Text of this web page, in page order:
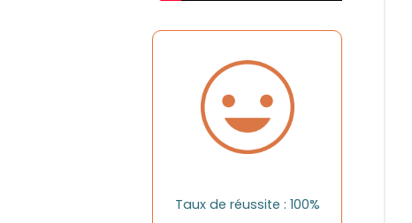
Taux de réussite : 100%